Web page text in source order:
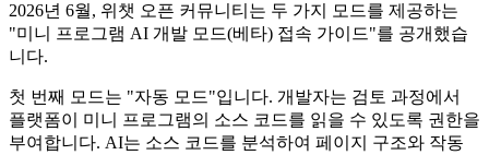
2026년 6월, 위챗 오픈 커뮤니티는 두 가지 모드를 제공하는
"미니 프로그램 AI 개발 모드(베타) 접속 가이드"를 공개했습
니다.
첫 번째 모드는 "자동 모드"입니다. 개발자는 검토 과정에서
플랫폼이 미니 프로그램의 소스 코드를 읽을 수 있도록 권한을
부여합니다. AI는 소스 코드를 분석하여 페이지 구조와 작동